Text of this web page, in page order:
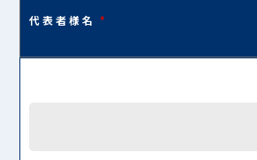
代表者様名 *